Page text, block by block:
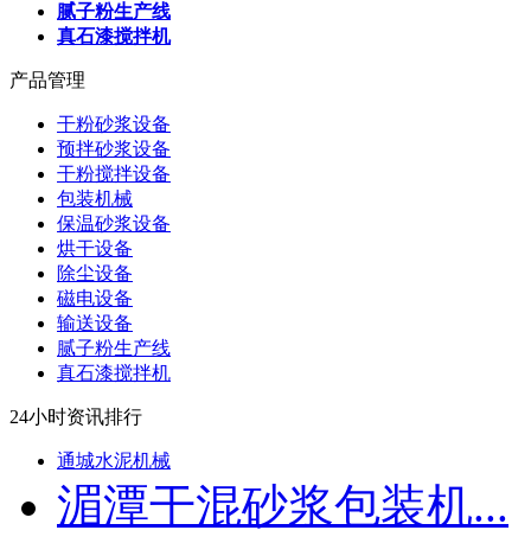
腻子粉生产线
真石漆搅拌机
产品管理
干粉砂浆设备
预拌砂浆设备
干粉搅拌设备
包装机械
保温砂浆设备
烘干设备
除尘设备
磁电设备
输送设备
腻子粉生产线
真石漆搅拌机
24小时资讯排行
通城水泥机械
湄潭干混砂浆包装机...